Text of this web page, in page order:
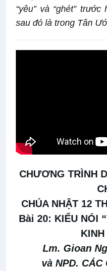
“yêu” và “ghét”
sau đó là trong Tân
CHƯƠNG TRÌNH
CHÚA NHẬT 12
Bài 20: KIỂU NÓI
KINH
Lm. Gioan
và NPD. CÁC